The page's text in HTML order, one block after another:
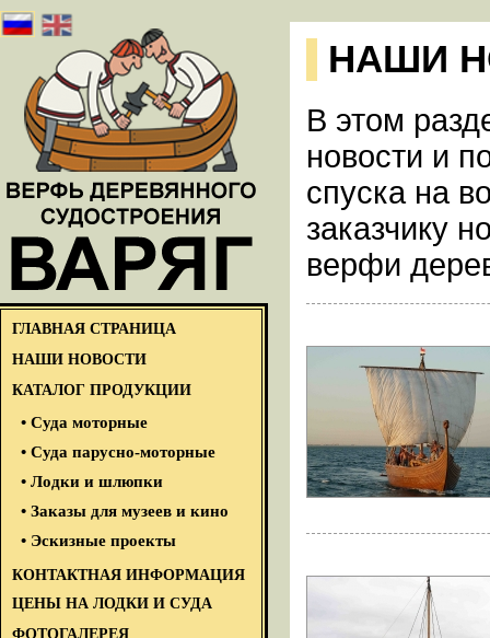
ГЛАВНАЯ СТРАНИЦА
НАШИ НОВОСТИ
КАТАЛОГ ПРОДУКЦИИ
• Суда моторные
• Суда парусно-моторные
• Лодки и шлюпки
• Заказы для музеев и кино
• Эскизные проекты
КОНТАКТНАЯ ИНФОРМАЦИЯ
ЦЕНЫ НА ЛОДКИ И СУДА
ФОТОГАЛЕРЕЯ
НАШИ
В этом
новости и
спуска на
заказчику
верфи